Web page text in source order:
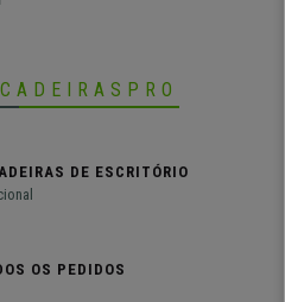
CADEIRASPRO
DE ESCRITÓRIO
OS PEDIDOS